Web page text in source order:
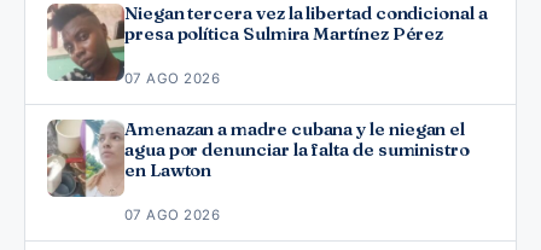
Niegan tercera vez la libertad condicional a
presa política Sulmira Martínez Pérez
07 AGO 2026
Amenazan a madre cubana y le niegan el
agua por denunciar la falta de suministro
en Lawton
07 AGO 2026